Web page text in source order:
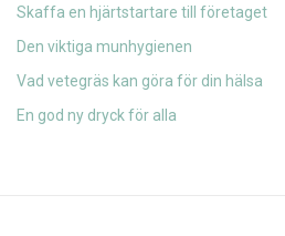
Skaffa en hjärtstartare till företaget
Den viktiga munhygienen
Vad vetegräs kan göra för din hälsa
En god ny dryck för alla